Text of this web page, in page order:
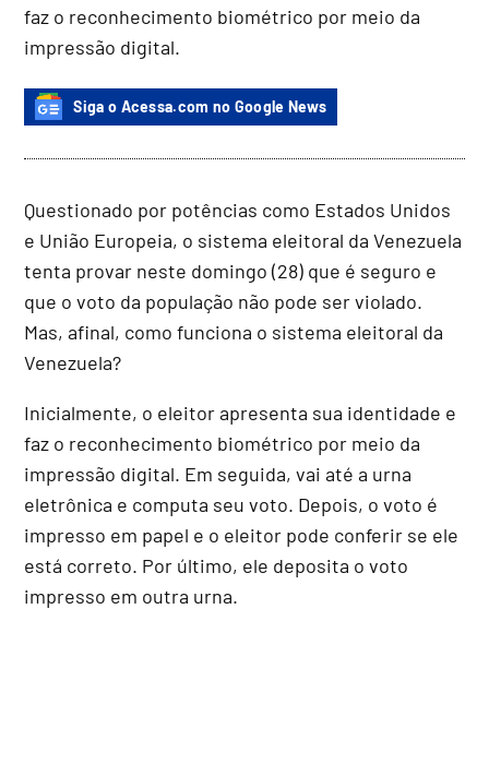
faz o reconhecimento biométrico por meio da
impressão digital.
Siga o Acessa.com no Google News
Questionado por potências como Estados Unidos
e União Europeia, o sistema eleitoral da Venezuela
tenta provar neste domingo (28) que é seguro e
que o voto da população não pode ser violado.
Mas, afinal, como funciona o sistema eleitoral da
Venezuela?
Inicialmente, o eleitor apresenta sua identidade e
faz o reconhecimento biométrico por meio da
impressão digital. Em seguida, vai até a urna
eletrônica e computa seu voto. Depois, o voto é
impresso em papel e o eleitor pode conferir se ele
está correto. Por último, ele deposita o voto
impresso em outra urna.